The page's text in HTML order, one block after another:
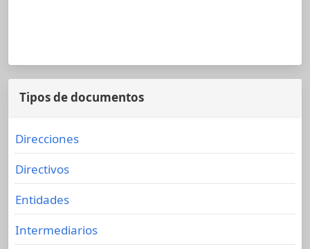
Tipos de documentos
Direcciones
Directivos
Entidades
Intermediarios